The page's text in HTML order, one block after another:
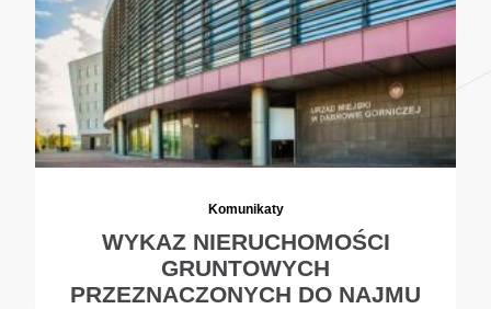
Komunikaty
WYKAZ NIERUCHOMOŚCI
GRUNTOWYCH
PRZEZNACZONYCH DO NAJMU